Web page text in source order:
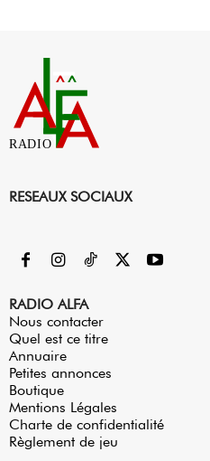
RADIO
RESEAUX SOCIAUX
RADIO ALFA
Nous contacter
Quel est ce titre
Annuaire
Petites annonces
Boutique
Mentions Légales
Charte de confidentialité
Règlement de jeu